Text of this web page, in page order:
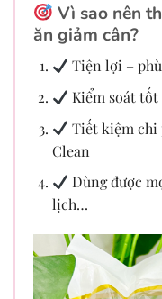
Vì sao nên
ăn giảm cân?
Tiện lợi –
Kiểm soát
Tiết kiệm chi
Clean
Dùng được
lịch…